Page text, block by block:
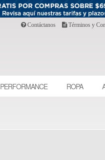
Contáctanos Términos y
PERFORMANCE ROPA